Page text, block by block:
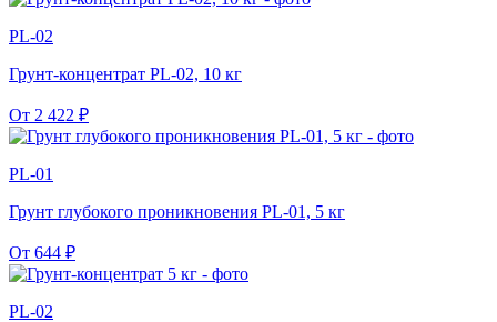
PL-02
Грунт-концентрат PL-02, 10 кг
От 2 422 ₽
PL-01
Грунт глубокого проникновения PL-01, 5 кг
От 644 ₽
PL-02